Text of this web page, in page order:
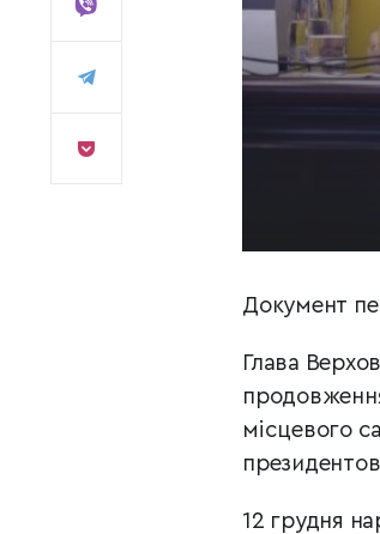
Документ
Глава
місцевого
12 грудня